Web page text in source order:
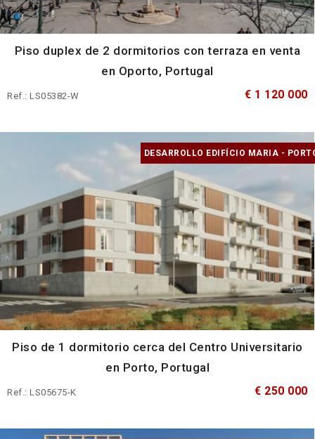
Piso duplex de 2 dormitorios con terraza en venta
en Oporto, Portugal
Ref.: LS05382-W € 1 120 000
DESARROLLO EDIFÍCIO MARIA -
Piso de 1 dormitorio cerca del Centro Universitario
en Porto, Portugal
Ref.: LS05675-K € 250 000